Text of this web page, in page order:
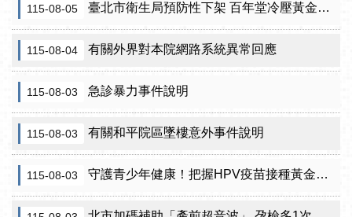
115-08-05 臺北市衛生局預防性下架 百年堂冷壓黃金苦茶油產品
115-08-04 有關外界對本院網路系統異常回應
115-08-03 急診暴力事件說明
115-08-03 有關和平院區墜樓意外事件說明
115-08-03 守護青少年健康！把握HPV疫苗接種黃金期 臺北市提供校園設站及98家合約院所接種服務